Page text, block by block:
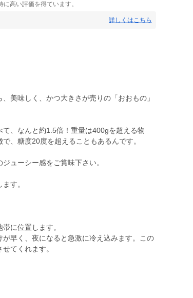
高い評価を得ています。
詳しくはこちら
美味しく、かつ大きさが売りの「おおもの」
、なんと約1.5倍！重量は400gを超える物
、糖度20度を超えることもあるんです。
ューシー感をご賞味下さい。
す。
に位置します。
早く、夜になると急激に冷え込みます。この
てくれます。